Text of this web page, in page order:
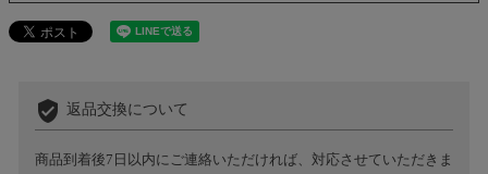
verified_user 返品交換について
商品到着後7日以内にご連絡いただければ、対応させていただきま